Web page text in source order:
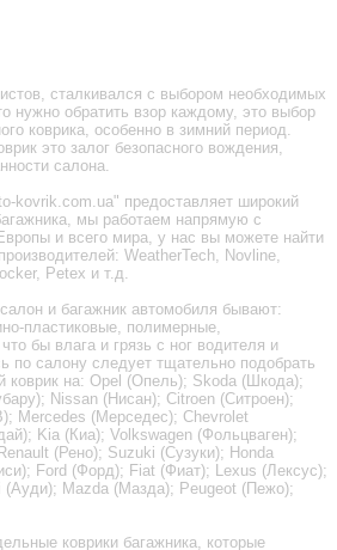
сталкивался с выбором необходимых
нужно обратить взор каждому, это выбор
коврика, особенно в зимний период.
это залог безопасного вождения,
салона.
kovrik.com.ua" предоставляет широкий
мы работаем напрямую с
и всего мира, у нас вы можете найти
WeatherTech, Novline,
Petex и т.д.
и багажник автомобиля бывают:
пластиковые, полимерные,
бы влага и грязь с ног водителя и
по салону следует тщательно подобрать
коврик на: Opel (Опель); Skoda (Шкода);
Nissan (Нисан); Citroen (Ситроен);
Mercedes (Мерседес); Chevrolet
Kia (Киа); Volkswagen (Фольцваген);
(Рено); Suzuki (Сузуки); Honda
Ford (Форд); Fiat (Фиат); Lexus (Лексус);
(Ауди); Mazda (Мазда); Peugeot (Пежо);
коврики багажника, которые